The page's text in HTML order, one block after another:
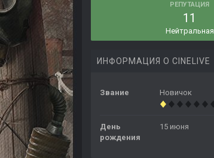
РЕПУТАЦИЯ
11
Нейтральная
ИНФОРМАЦИЯ О CINELIVE
Звание Новичок
День
рождения
15 июня